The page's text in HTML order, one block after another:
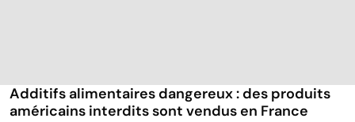
Additifs alimentaires dangereux : des produits
américains interdits sont vendus en France